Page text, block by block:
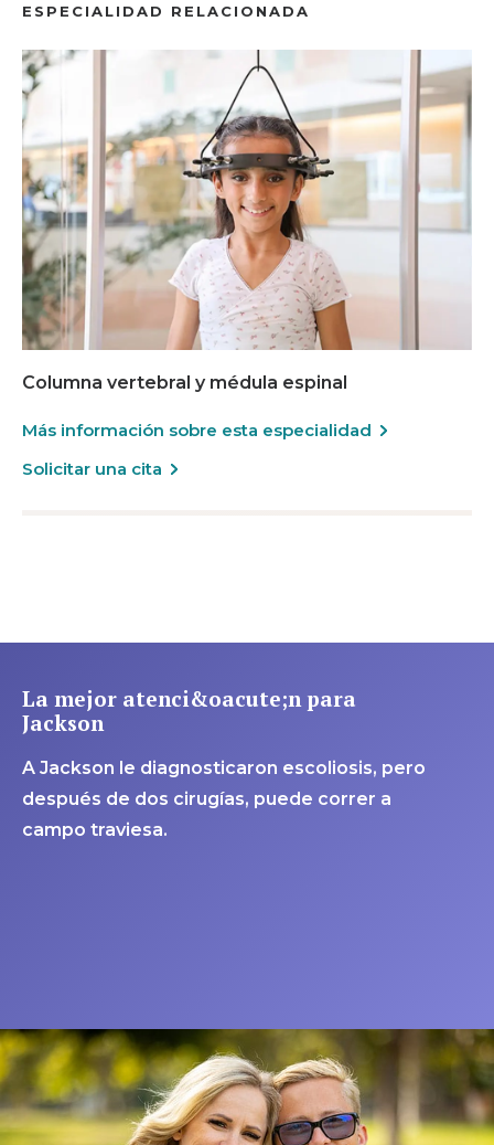
ESPECIALIDAD RELACIONADA
Columna vertebral y médula espinal
Más información sobre esta especialidad
Solicitar una cita
La mejor atenci&oacute;n para
Jackson
A Jackson le diagnosticaron escoliosis, pero
después de dos cirugías, puede correr a
campo traviesa.